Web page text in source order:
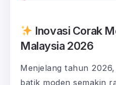
Inovasi Corak
Malaysia 2026
Menjelang tahun
batik moden semakin